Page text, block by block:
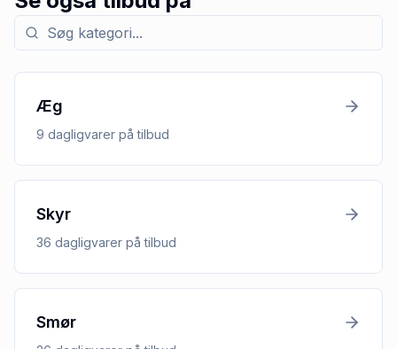
Søg efter kategori med tilbud
Æg
9 dagligvarer på tilbud
Skyr
36 dagligvarer på tilbud
Smør